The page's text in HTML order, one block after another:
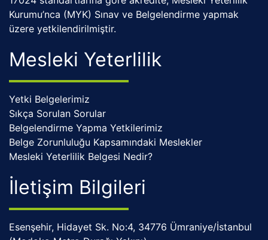
Kurumu’nca (MYK) Sınav ve Belgelendirme yapmak
üzere yetkilendirilmiştir.
Mesleki Yeterlilik
Yetki Belgelerimiz
Sıkça Sorulan Sorular
Belgelendirme Yapma Yetkilerimiz
Belge Zorunluluğu Kapsamındaki Meslekler
Mesleki Yeterlilik Belgesi Nedir?
İletişim Bilgileri
Esenşehir, Hidayet Sk. No:4, 34776 Ümraniye/İstanbul